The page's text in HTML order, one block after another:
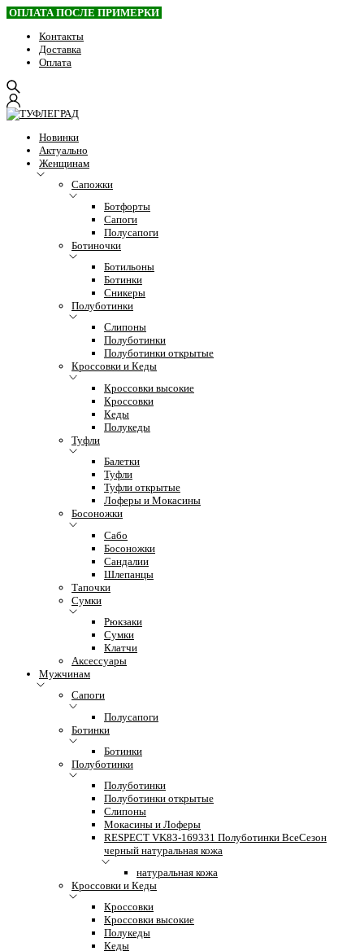
ОПЛАТА ПОСЛЕ ПРИМЕРКИ
Контакты
Доставка
Оплата
Новинки
Актуально
Женщинам
Сапожки
Ботфорты
Сапоги
Полусапоги
Ботиночки
Ботильоны
Ботинки
Сникеры
Полуботинки
Слипоны
Полуботинки
Полуботинки открытые
Кроссовки и Кеды
Кроссовки высокие
Кроссовки
Кеды
Полукеды
Туфли
Балетки
Туфли
Туфли открытые
Лоферы и Мокасины
Босоножки
Сабо
Босоножки
Сандалии
Шлепанцы
Тапочки
Сумки
Рюкзаки
Сумки
Клатчи
Аксессуары
Мужчинам
Сапоги
Полусапоги
Ботинки
Ботинки
Полуботинки
Полуботинки
Полуботинки открытые
Слипоны
Мокасины и Лоферы
RESPECT VK83-169331 Полуботинки ВсеСезон
черный натуральная кожа
натуральная кожа
Кроссовки и Кеды
Кроссовки
Кроссовки высокие
Полукеды
Кеды